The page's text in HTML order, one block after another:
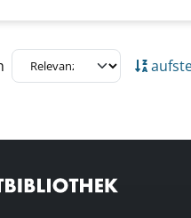
springen